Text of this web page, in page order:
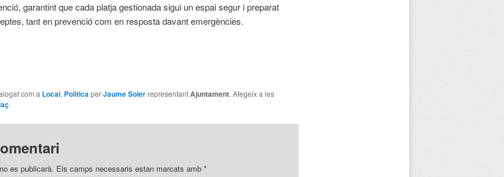
garantint que cada platja gestionada sigui un espai segur i preparat
tant en prevenció com en resposta davant emergències.
com a Local, Política perJaume SolerrepresentantAjuntament. Afegeix a les
.
es publicarà. Els camps necessaris estan marcats amb *